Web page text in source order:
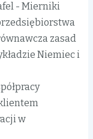
- Mierniki
zasad
Niemiec i
w